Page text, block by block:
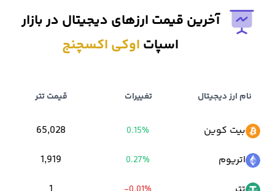
توجه این صرافی است.
همچنین اوکی اکسچنج نیز به عنوانصرافی تبدیل ارز دیجیتال به تومان
است.
خوشبختانه ثبت نام در صرافی رمزارز اوکی اکسچنج
هزینه ندارد و تمام
آخرین قیمت ارزهای دیجیتال در بازار
اسپات اوکی اکسچنج
نام ارز دیجیتال تغییرات قیمت تتر
بیت کوین 0.15%
65,028
اتریوم
0.27%
1,919